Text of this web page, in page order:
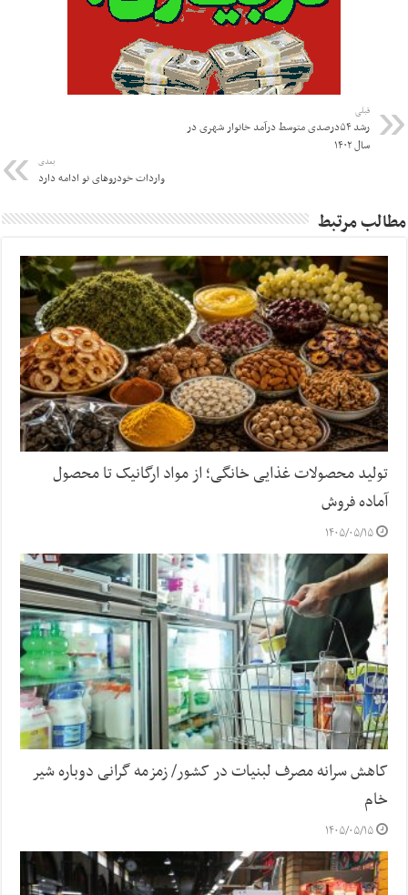
قبلی
رشد ۵۴درصدی متوسط درآمد خانوار شهری در
سال ۱۴۰۲
بعدی
واردات خودرو‌های نو ادامه دارد
مطالب مرتبط
تولید محصولات غذایی خانگی؛ از مواد ارگانیک تا محصول
آماده فروش
۱۴۰۵/۰۵/۱۵
کاهش سرانه مصرف لبنیات در کشور/ زمزمه گرانی دوباره شیر
خام
۱۴۰۵/۰۵/۱۵